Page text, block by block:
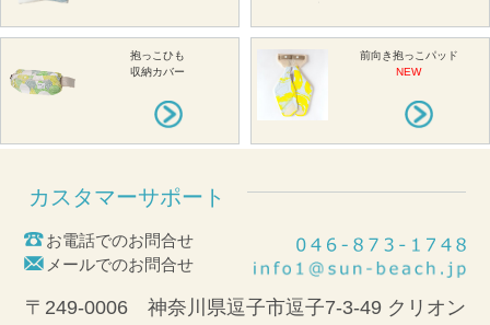
抱っこひも
収納カバー
前向き抱っこパッド
NEW
カスタマーサポート
お電話でのお問合せ
メールでのお問合せ
〒249-0006 神奈川県逗子市逗子7-3-49 クリオン